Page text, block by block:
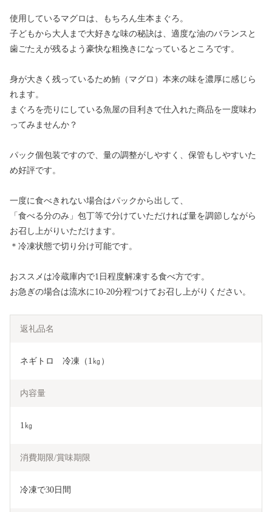
使用しているマグロは、もちろん生本まぐろ。
子どもから大人まで大好きな味の秘訣は、適度な油のバランスと
歯ごたえが残るよう豪快な粗挽きになっているところです。
身が大きく残っているため鮪（マグロ）本来の味を濃厚に感じら
れます。
まぐろを売りにしている魚屋の目利きで仕入れた商品を一度味わ
ってみませんか？
パック個包装ですので、量の調整がしやすく、保管もしやすいた
め好評です。
一度に食べきれない場合はパックから出して、
「食べる分のみ」包丁等で分けていただければ量を調節しながら
お召し上がりいただけます。
＊冷凍状態で切り分け可能です。
おススメは冷蔵庫内で1日程度解凍する食べ方です。
お急ぎの場合は流水に10-20分程つけてお召し上がりください。
返礼品名
ネギトロ　冷凍（1㎏）
内容量
1㎏
消費期限/賞味期限
冷凍で30日間